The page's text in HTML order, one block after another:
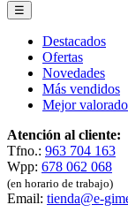
☰
Destacados
Ofertas
Novedades
Más vendidos
Mejor
Atención al cliente:
Tfno.: 963 704 163
Wpp: 678 062 068
(en horario de trabajo)
Email: tienda@e-